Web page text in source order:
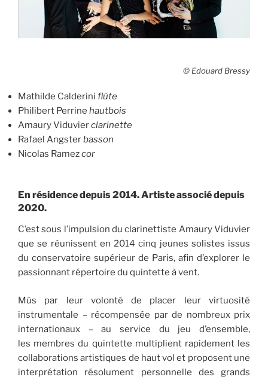
© Edouard Bressy
Mathilde Calderini flûte
Philibert Perrine hautbois
Amaury Viduvierclarinette
Rafael Angsterbasson
Nicolas Ramezcor
En résidence depuis 2014. Artiste associé depuis
2020.
C’est sous l’impulsion du clarinettiste Amaury Viduvier
que se réunissent en 2014 cinq jeunes solistes issus
du conservatoire supérieur de Paris, afin d’explorer le
passionnant répertoire du quintette à vent.
Mûs par leur volonté de placer leur virtuosité
instrumentale – récompensée par de nombreux prix
internationaux – au service du jeu d’ensemble,
les membres du quintette multiplient rapidement les
collaborations artistiques de haut vol et proposent une
interprétation résolument personnelle des grands